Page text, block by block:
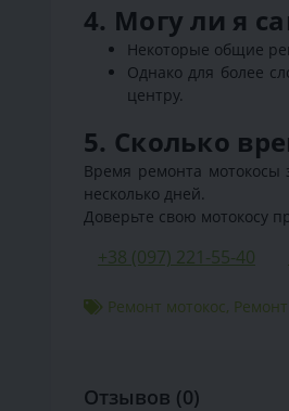
4. Могу ли я
Некоторые общие
Однако для более
центру.
5. Сколько
Время ремонта мотокосы
несколько дней.
Доверьте свою мотокосу
+38 (097) 221-55-40
Ремонт мотокос,
Отзывов (0)